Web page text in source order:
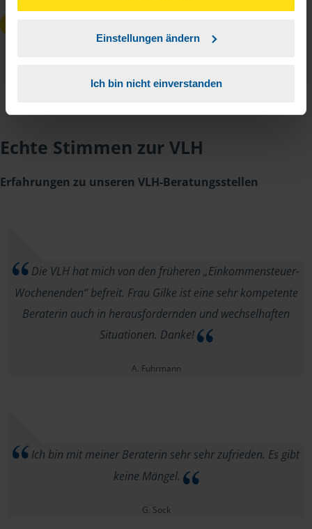
unserer➔ Datenschutzrichtliniezustimmen.
Einstellungen ändern
Ich bin nicht einverstanden
Echte Stimmen zur VLH
Erfahrungen zu unseren VLH-Beratungsstellen
Die VLH hat mich von den früheren „Einkommensteuer-
Wochenenden“ befreit. Frau Gilke ist eine sehr kompetente
Beraterin auch in herausfordernden und wechselhaften
Situationen. Danke!
A. Fuhrmann
Ich bin mit meiner Beraterin sehr sehr zufrieden. Es gibt
keine Mängel.
G. Sock